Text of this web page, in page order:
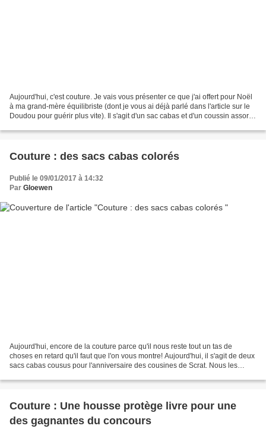
Aujourd'hui, c'est couture. Je vais vous présenter ce que j'ai offert pour Noël
à ma grand-mère équilibriste (dont je vous ai déjà parlé dans l'article sur le
Doudou pour guérir plus vite). Il s'agit d'un sac cabas et d'un coussin assorti
Couture : des sacs cabas colorés
Publié le 09/01/2017 à 14:32
Par Gloewen
Aujourd'hui, encore de la couture parce qu'il nous reste tout un tas de
choses en retard qu'il faut que l'on vous montre! Aujourd'hui, il s'agit de deux
sacs cabas cousus pour l'anniversaire des cousines de Scrat. Nous les
Couture : Une housse protège livre pour une
des gagnantes du concours